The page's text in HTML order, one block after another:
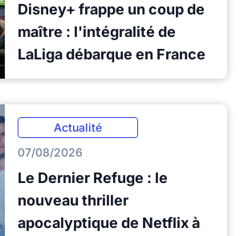
Disney+ frappe un coup de
maître : l'intégralité de
LaLiga débarque en France
Actualité
07/08/2026
Le Dernier Refuge : le
nouveau thriller
apocalyptique de Netflix à